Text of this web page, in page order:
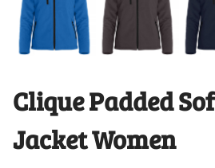
Clique Padded
Jacket Women